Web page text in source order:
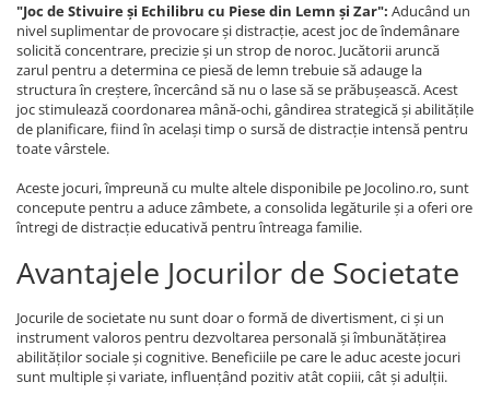
"Joc de Stivuire și Echilibru cu Piese din Lemn și Zar": Aducând un
nivel suplimentar de provocare și distracție, acest joc de îndemânare
solicită concentrare, precizie și un strop de noroc. Jucătorii aruncă
zarul pentru a determina ce piesă de lemn trebuie să adauge la
structura în creștere, încercând să nu o lase să se prăbușească. Acest
joc stimulează coordonarea mână-ochi, gândirea strategică și abilitățile
de planificare, fiind în același timp o sursă de distracție intensă pentru
toate vârstele.
Aceste jocuri, împreună cu multe altele disponibile pe Jocolino.ro, sunt
concepute pentru a aduce zâmbete, a consolida legăturile și a oferi ore
întregi de distracție educativă pentru întreaga familie.
Avantajele Jocurilor de Societate
Jocurile de societate nu sunt doar o formă de divertisment, ci și un
instrument valoros pentru dezvoltarea personală și îmbunătățirea
abilităților sociale și cognitive. Beneficiile pe care le aduc aceste jocuri
sunt multiple și variate, influențând pozitiv atât copiii, cât și adulții.